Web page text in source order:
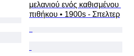
μελανιού ενός καθισμένου
πιθήκου • 1900s - Σπελτερ